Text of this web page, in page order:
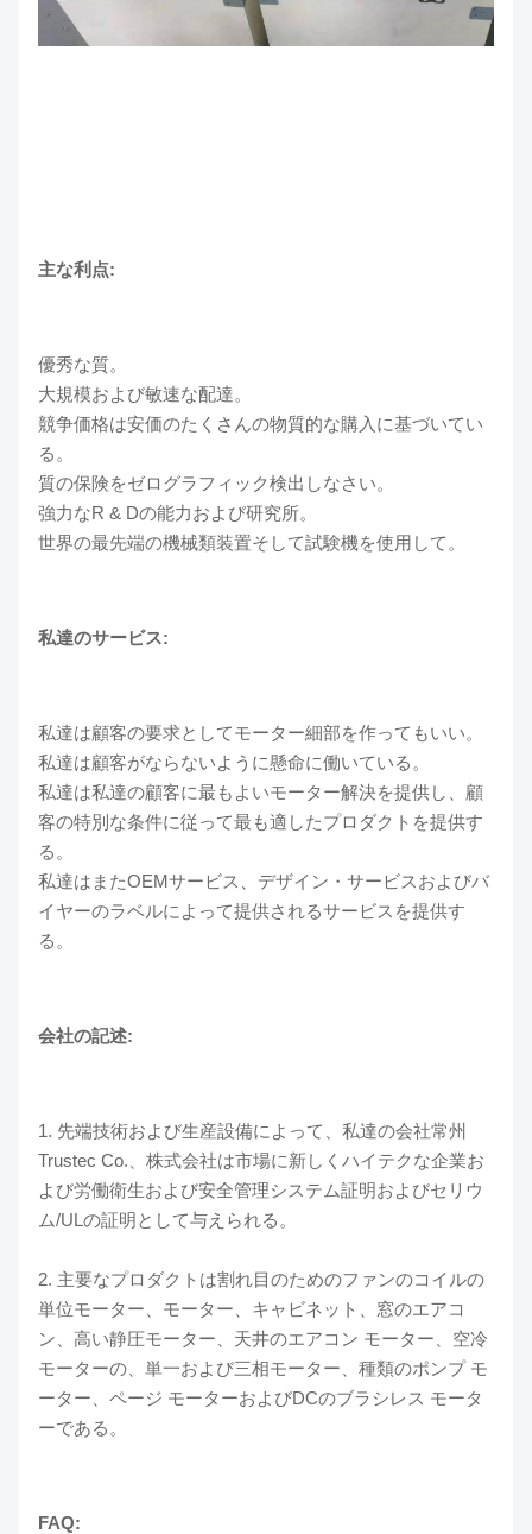
主な利点:
優秀な質。
大規模および敏速な配達。
競争価格は安価のたくさんの物質的な購入に基づいてい
る。
質の保険をゼログラフィック検出しなさい。
強力なR & Dの能力および研究所。
世界の最先端の機械類装置そして試験機を使用して。
私達のサービス:
私達は顧客の要求としてモーター細部を作ってもいい。
私達は顧客がならないように懸命に働いている。
私達は私達の顧客に最もよいモーター解決を提供し、顧
客の特別な条件に従って最も適したプロダクトを提供す
る。
私達はまたOEMサービス、デザイン・サービスおよびバ
イヤーのラベルによって提供されるサービスを提供す
る。
会社の記述:
1. 先端技術および生産設備によって、私達の会社常州
Trustec Co.、株式会社は市場に新しくハイテクな企業お
よび労働衛生および安全管理システム証明およびセリウ
ム/ULの証明として与えられる。
2. 主要なプロダクトは割れ目のためのファンのコイルの
単位モーター、モーター、キャビネット、窓のエアコ
ン、高い静圧モーター、天井のエアコン モーター、空冷
モーターの、単一および三相モーター、種類のポンプ モ
ーター、ページ モーターおよびDCのブラシレス モータ
ーである。
FAQ: